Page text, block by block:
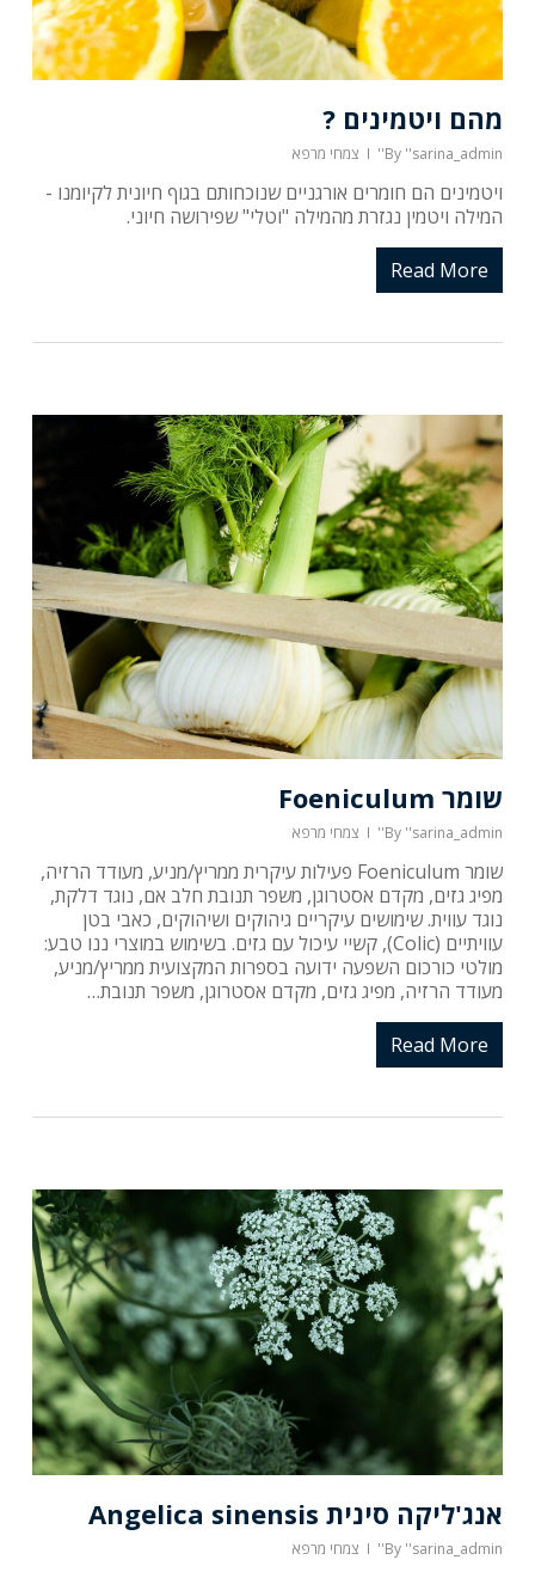
אין מוצרים בסל הקניות.
מהם ויטמינים ?
By ''sarina_admin'' צמחי מרפא
ויטמינים הם חומרים אורגניים שנוכחותם בגוף חיונית לקיומנו -
המילה ויטמין נגזרת מהמילה "וטלי" שפירושה חיוני.
Read More
שומר Foeniculum
By ''sarina_admin'' צמחי מרפא
שומר Foeniculum פעילות עיקרית ממריץ/מניע, מעודד הרזיה,
מפיג גזים, מקדם אסטרוגן, משפר תנובת חלב אם, נוגד דלקת,
נוגד עווית. שימושים עיקריים גיהוקים ושיהוקים, כאבי בטן
עוויתיים (Colic), קשיי עיכול עם גזים. בשימוש במוצרי ננו טבע:
מולטי כורכום השפעה ידועה בספרות המקצועית ממריץ/מניע,
מעודד הרזיה, מפיג גזים, מקדם אסטרוגן, משפר תנובת…
Read More
אנג'ליקה סינית Angelica sinensis
By ''sarina_admin'' צמחי מרפא